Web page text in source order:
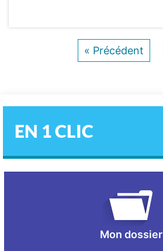
« Précédent
EN 1 CLIC
Mon dossier